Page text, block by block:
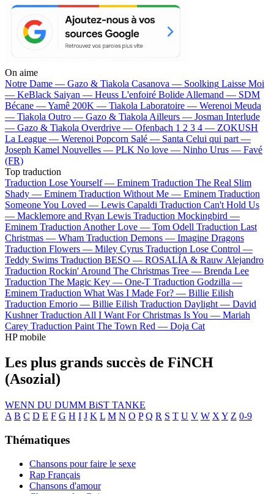
On aime
Notre Dame — Gazo & Tiakola Casanova — Soolking Laisse Moi
— KeBlack Saiyan — Heuss L'enfoiré Bolide Allemand — SDM
Bécane —Yamê 200K — Tiakola Laboratoire — Werenoi Meuda
— Tiakola Outro — Gazo & Tiakola Ailleurs — Josman Interlude
— Gazo & Tiakola Overdrive — Ofenbach 1 2 3 4 — ZOKUSH
La League — Werenoi Popcorn Salé — Santa Celui qui part —
Joseph Kamel Nouvelles — PLK No love — Ninho Urus — Favé
(FR)
Top traduction
Traduction Lose Yourself — Eminem Traduction The Real Slim
Shady — Eminem Traduction Without Me — Eminem Traduction
Someone You Loved — Lewis Capaldi Traduction Can't Hold Us
— Macklemore and Ryan Lewis Traduction Mockingbird —
Eminem Traduction Another Love — Tom Odell Traduction Last
Christmas — Wham Traduction Demons — Imagine Dragons
Traduction Flowers — Miley Cyrus Traduction Lose Control —
Teddy Swims Traduction BESO — ROSALÍA & Rauw Alejandro
Traduction Rockin' Around The Christmas Tree — Brenda Lee
Traduction The Magic Key — One-T Traduction Godzilla —
Eminem Traduction What Was I Made For? — Billie Eilish
Traduction Emorio — Billie Eilish Traduction Daylight — David
Kushner Traduction All I Want For Christmas Is You — Mariah
Carey Traduction Paint The Town Red — Doja Cat
HP mobile
Les plus grands succès de FiNCH
(Asozial)
WENN DU DUMM BiST TANKE
A B C D E F G H I J K L M N O P Q R S T U V W X Y Z 0-9
Thématiques
Chansons pour faire le sexe
Rap Français
Chansons d'amour